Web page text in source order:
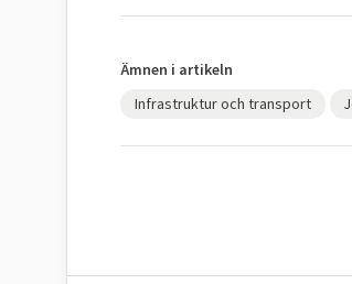
Ämnen i artikeln
Infrastruktur och transport